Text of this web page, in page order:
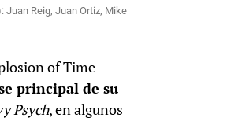
Juan Reig, Juan Ortiz, Mike
of Time
principal de su
Psych, en algunos